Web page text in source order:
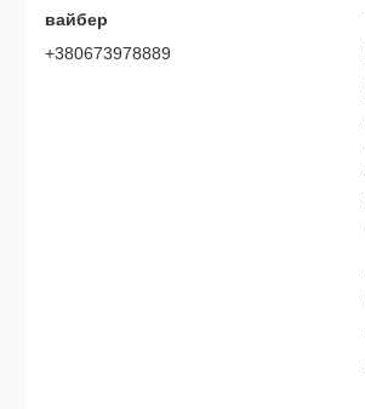
вайбер
+380673978889